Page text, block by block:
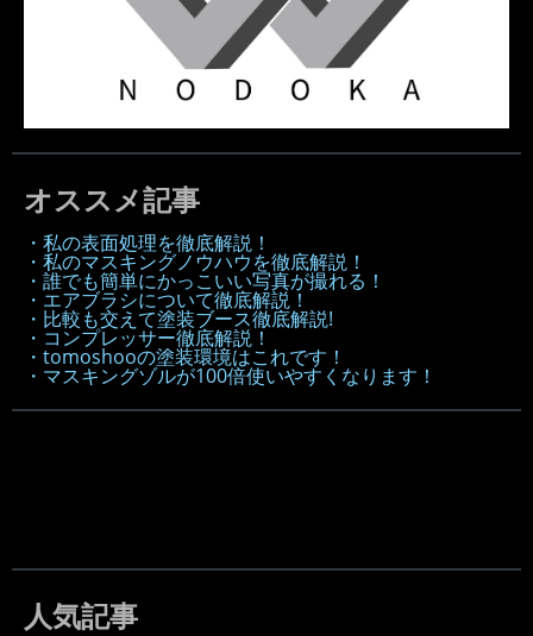
オススメ記事
・私の表面処理を徹底解説！
・私のマスキングノウハウを徹底解説！
・誰でも簡単にかっこいい写真が撮れる！
・エアブラシについて徹底解説！
・比較も交えて塗装ブース徹底解説!
・コンプレッサー徹底解説！
・tomoshooの塗装環境はこれです！
・マスキングゾルが100倍使いやすくなります！
人気記事